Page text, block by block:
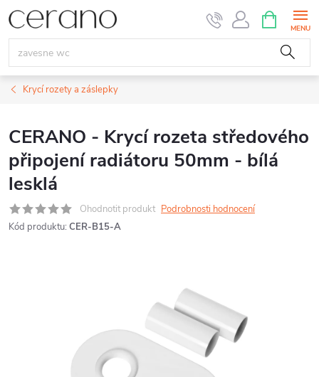
Přejít
na
obsah
NÁKUPNÍ
KOŠÍK
Krycí rozety a záslepky
CERANO - Krycí rozeta středového
připojení radiátoru 50mm - bílá
lesklá
Ohodnotit produkt Podrobnosti hodnocení
Kód produktu: CER-B15-A